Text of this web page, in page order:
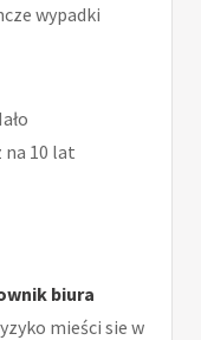
wypadki
na 10 lat
biura
mieści sie w